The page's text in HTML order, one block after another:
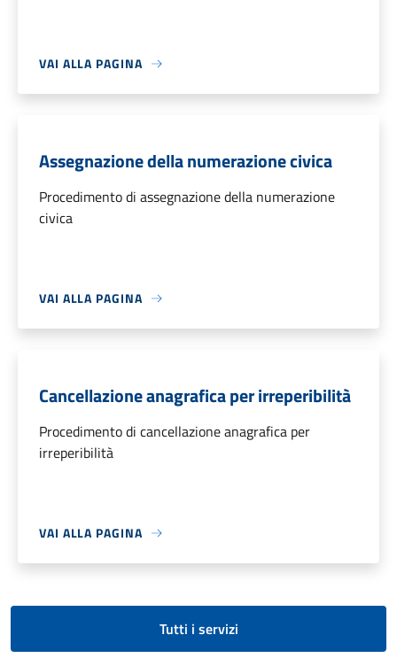
VAI ALLA PAGINA
Assegnazione della numerazione civica
Procedimento di assegnazione della numerazione
civica
VAI ALLA PAGINA
Cancellazione anagrafica per irreperibilità
Procedimento di cancellazione anagrafica per
irreperibilità
VAI ALLA PAGINA
Tutti i servizi